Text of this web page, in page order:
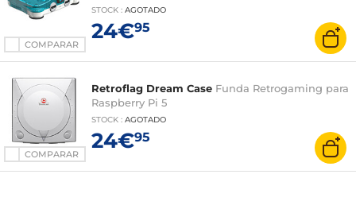
COMPARAR
STOCK : AGOTADO
24€95
COMPARAR
Retroflag Dream Case Funda Retrogaming para
Raspberry Pi 5
STOCK : AGOTADO
24€95